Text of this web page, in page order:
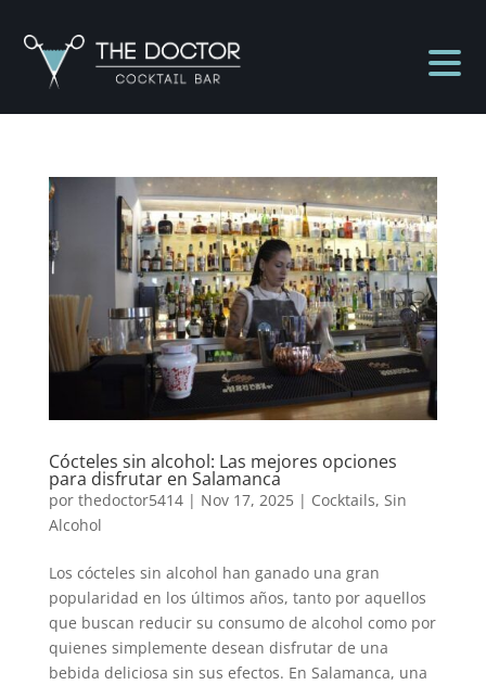
Cócteles sin alcohol: Las mejores opciones
para disfrutar en Salamanca
por thedoctor5414| Nov 17, 2025| Cocktails, Sin
Alcohol
Los cócteles sin alcohol han ganado una gran
popularidad en los últimos años, tanto por aquellos
que buscan reducir su consumo de alcohol como por
quienes simplemente desean disfrutar de una
bebida deliciosa sin sus efectos. En Salamanca, una